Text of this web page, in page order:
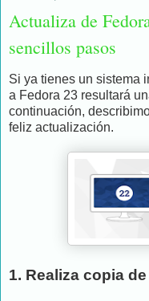
Actualiza de
sencillos pasos
Si ya tienes un sistema
a Fedora 23 resultará
continuación,
feliz actualización.
1. Realiza copia